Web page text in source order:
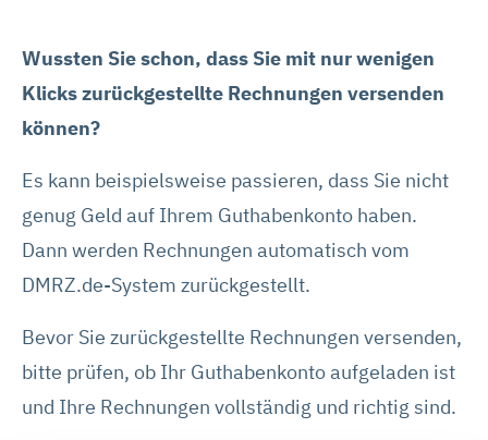
Wussten Sie schon, dass Sie mit nur wenigen
Klicks zurückgestellte Rechnungen versenden
können?
Es kann beispielsweise passieren, dass Sie nicht
genug Geld auf Ihrem Guthabenkonto haben.
Dann werden Rechnungen automatisch vom
DMRZ.de-System zurückgestellt.
Bevor Sie zurückgestellte Rechnungen versenden,
bitte prüfen, ob Ihr Guthabenkonto aufgeladen ist
und Ihre Rechnungen vollständig und richtig sind.